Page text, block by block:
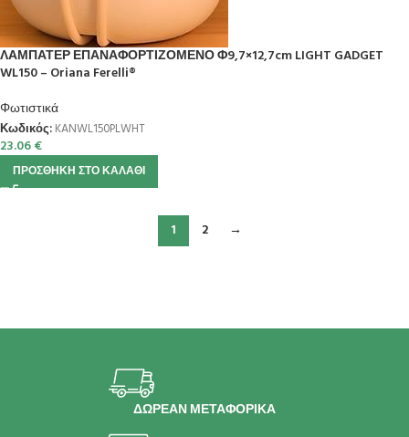
ΛΑΜΠΑΤΕΡ ΕΠΑΝΑΦΟΡΤΙΖΟΜΕΝΟ Φ9,7×12,7cm LIGHT GADGET
WL150 – Oriana Ferelli®
Φωτιστικά
Κωδικός: KANWL150PLWHT
23.06€
ΠΡΟΣΘΉΚΗ ΣΤΟ ΚΑΛΆΘΙ
1 2 →
ΔΩΡΕΑΝ ΜΕΤΑΦΟΡΙΚΑ